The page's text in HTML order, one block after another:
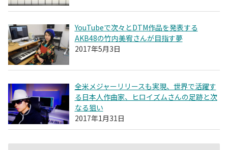
YouTubeで次々とDTM作品を発表する
AKB48の竹内美宥さんが目指す夢
2017年5月3日
全米メジャーリリースも実現、世界で活躍す
る日本人作曲家、ヒロイズムさんの足跡と次
なる狙い
2017年1月31日